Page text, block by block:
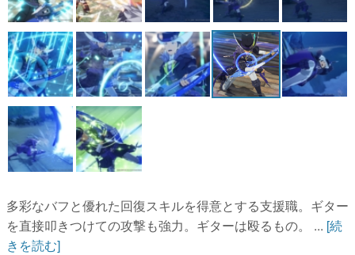
アプリレビュー
その他
電ファミニコゲーマーとは？
運営：株式会社マレ
多彩なバフと優れた回復スキルを得意とする支援職。ギター
を直接叩きつけての攻撃も強力。ギターは殴るもの。 ... [続
きを読む]